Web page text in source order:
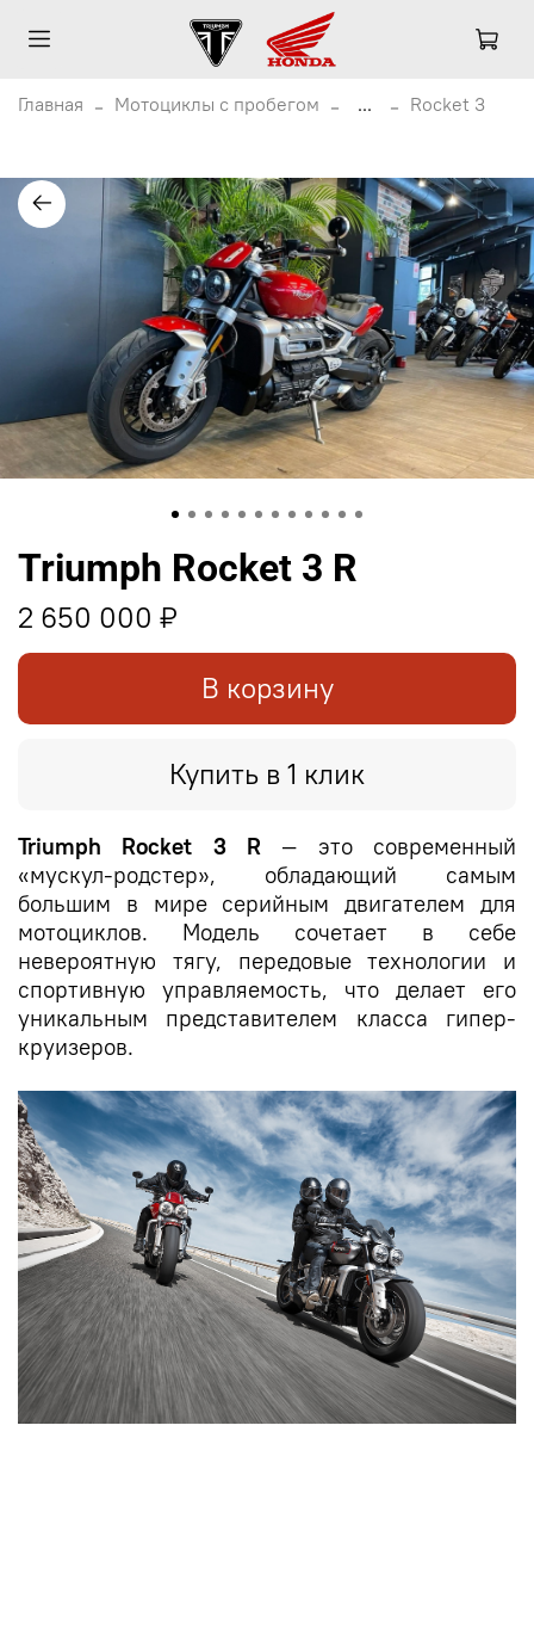
Главная Мотоциклы с пробегом ... Rocket 3
Triumph Rocket 3 R
2 650 000 ₽
В корзину
Купить в 1 клик
Triumph Rocket 3 R — это современный
«мускул-родстер», обладающий самым
большим в мире серийным двигателем для
мотоциклов. Модель сочетает в себе
невероятную тягу, передовые технологии и
спортивную управляемость, что делает его
уникальным представителем класса гипер-
круизеров.